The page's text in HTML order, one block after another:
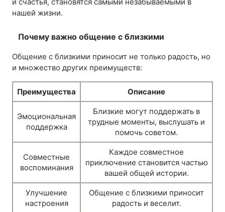
нашей жизни.
Почему важно общение с близкими
Общение с близкими приносит не только радость, но
и множество других преимуществ:
Преимущества Описание
Эмоциональная
поддержка
Близкие могут поддержать в
трудные моменты, выслушать и
помочь советом.
Совместные
воспоминания
Каждое совместное
приключение становится частью
вашей общей истории.
Улучшение
настроения
Общение с близкими приносит
радость и веселит.